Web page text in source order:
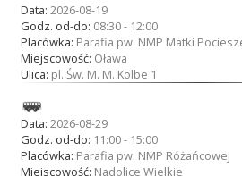
Data: 2026-08-19
Godz. od-do: 08:30 - 12:00
Placówka: Parafia pw. NMP Matki
Miejscowość: Oława
Ulica: pl. Św. M. M. Kolbe 1
Data: 2026-08-29
Godz. od-do: 11:00 - 15:00
Placówka: Parafia pw. NMP Różańcowej
Miejscowość: Nadolice Wielkie